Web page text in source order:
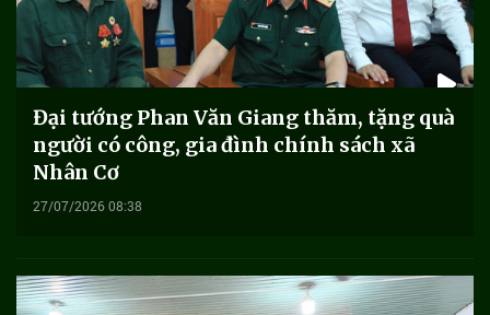
Đại tướng Phan Văn Giang thăm, tặng quà
người có công, gia đình chính sách xã
Nhân Cơ
27/07/2026 08:38